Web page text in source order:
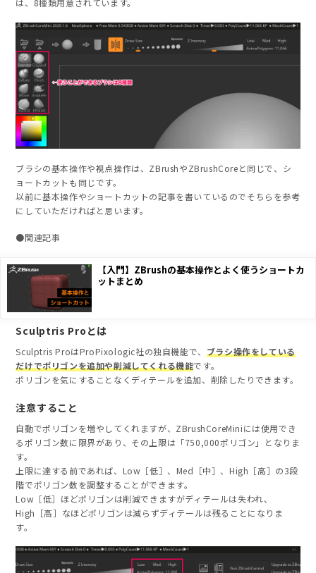
は、8種類用意されています。
ブラシの基本操作や視点操作は、ZBrushやZBrushCoreと同じで、シ
ョートカットも同じです。
以前に基本操作やショートカットの記事を書いているのでそちらを参考
にしていただければと思います。
●関連記事
【入門】ZBrushの基本操作とよく使うショートカ
ットまとめ
Sculptris Proとは
Sculptris ProはProPixologic社の独自機能で、 ブラシ操作をしている
だけでポリゴンを追加や削減してくれる機能です。
ポリゴンを気にすることなくディテールを追加、削除したりできます。
注意すること
自動でポリゴンを増やしてくれますが、ZBrushCoreMiniには使用でき
るポリゴン数に限界があり、その上限は「750,000ポリゴン」となりま
す。
上限に達する前であれば、Low［低］、Med［中］、High［高］の3段
階でポリゴン数を調整することができます。
Low［低］ほどポリゴンは削減できますがディテールは失われ、
High［高］なほどポリゴンは減らずディテールは残ることになりま
す。